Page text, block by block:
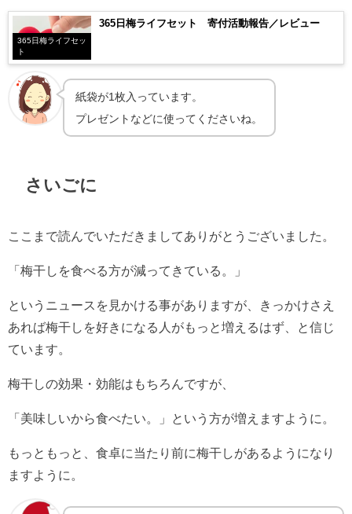
365日梅ライフセッ
ト
365日梅ライフセット 寄付活動報告／レビュー
紙袋が1枚入っています。
プレゼントなどに使ってくださいね。
さいごに
ここまで読んでいただきましてありがとうございました。
「梅干しを食べる方が減ってきている。」
というニュースを見かける事がありますが、きっかけさえ
あれば梅干しを好きになる人がもっと増えるはず、と信じ
ています。
梅干しの効果・効能はもちろんですが、
「美味しいから食べたい。」という方が増えますように。
もっともっと、食卓に当たり前に梅干しがあるようになり
ますように。